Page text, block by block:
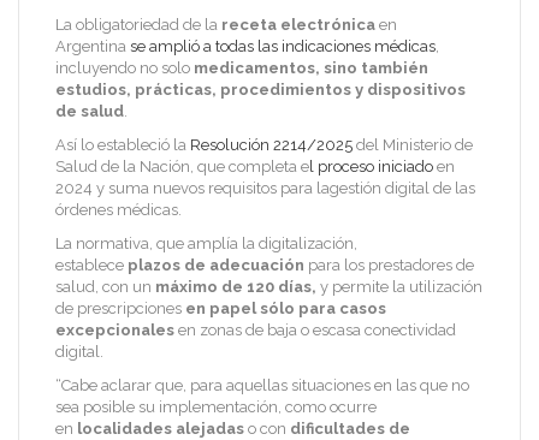
La obligatoriedad de la receta electrónica en
Argentina se amplió a todas las indicaciones médicas,
incluyendo no solo medicamentos, sino también
estudios, prácticas, procedimientos y dispositivos
de salud.
Así lo estableció la Resolución 2214/2025 del Ministerio de
Salud de la Nación, que completa el proceso iniciado en
2024 y suma nuevos requisitos para lagestión digital de las
órdenes médicas.
La normativa, que amplía la digitalización,
establece plazos de adecuación para los prestadores de
salud, con un máximo de 120 días, y permite la utilización
de prescripciones en papel sólo para casos
excepcionales en zonas de baja o escasa conectividad
digital.
“Cabe aclarar que, para aquellas situaciones en las que no
sea posible su implementación, como ocurre
en localidades alejadas o con dificultades de